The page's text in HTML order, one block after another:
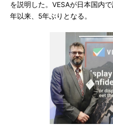
を説明した。VESAが日本国内
年以来、5年ぶりとなる。